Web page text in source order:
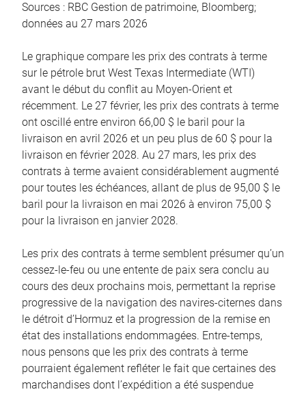
Sources : RBC Gestion de patrimoine, Bloomberg;
données au 27 mars 2026
Le graphique compare les prix des contrats à terme
sur le pétrole brut West Texas Intermediate (WTI)
avant le début du conflit au Moyen-Orient et
récemment. Le 27 février, les prix des contrats à terme
ont oscillé entre environ 66,00 $ le baril pour la
livraison en avril 2026 et un peu plus de 60 $ pour la
livraison en février 2028. Au 27 mars, les prix des
contrats à terme avaient considérablement augmenté
pour toutes les échéances, allant de plus de 95,00 $ le
baril pour la livraison en mai 2026 à environ 75,00 $
pour la livraison en janvier 2028.
Les prix des contrats à terme semblent présumer qu’un
cessez-le-feu ou une entente de paix sera conclu au
cours des deux prochains mois, permettant la reprise
progressive de la navigation des navires-citernes dans
le détroit d’Hormuz et la progression de la remise en
état des installations endommagées. Entre-temps,
nous pensons que les prix des contrats à terme
pourraient également refléter le fait que certaines des
marchandises dont l’expédition a été suspendue